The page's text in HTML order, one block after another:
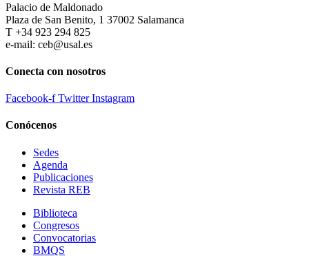
Palacio de Maldonado
Plaza de San Benito, 1 37002 Salamanca
T +34 923 294 825
e-mail: ceb@usal.es
Conecta con nosotros
Facebook-f Twitter Instagram
Conócenos
Sedes
Agenda
Publicaciones
Revista REB
Biblioteca
Congresos
Convocatorias
BMQS